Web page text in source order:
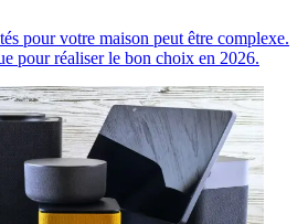
pour votre maison peut être complexe.
pour réaliser le bon choix en 2026.